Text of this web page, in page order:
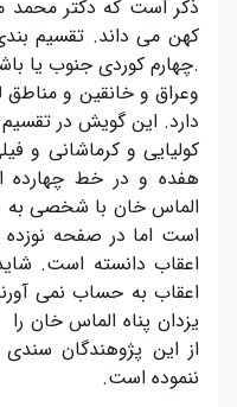
ذکر است که دکتر محمد
کهن می داند. تقسیم
.چهارم کوردی جنوب یا
وعراق و خانقین و
دارد. این گویش در
کولیایی و کرماشانی و
هفده و در خط چهارده
الماس خان با شخصی به
است اما در صفحه
اعقاب دانسته است.
اعقاب به حساب نمی
یزدان پناه الماس خان را
از این پژوهندگان
ننموده است.